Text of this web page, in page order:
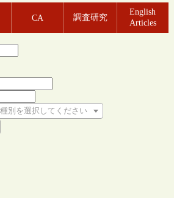
CA 調査研究
English
Articles
別を選択してください
してください